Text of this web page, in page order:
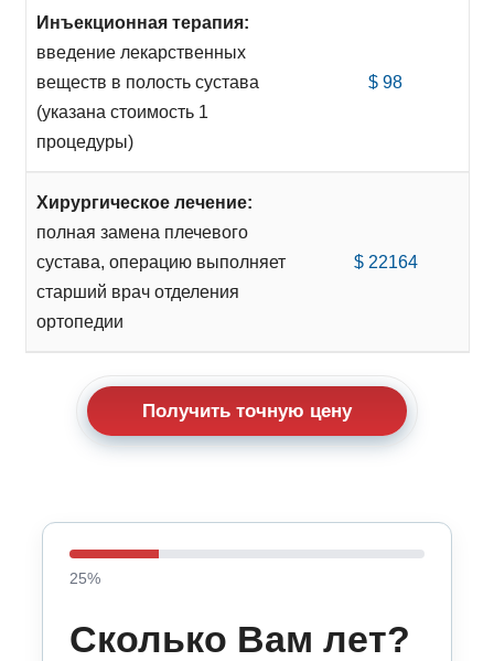
Инъекционная терапия:
введение лекарственных
веществ в полость сустава
(указана стоимость 1
процедуры)
$ 98
Хирургическое лечение:
полная замена плечевого
сустава, операцию выполняет
старший врач отделения
ортопедии
$ 22164
Получить точную цену
25%
Сколько Вам лет?